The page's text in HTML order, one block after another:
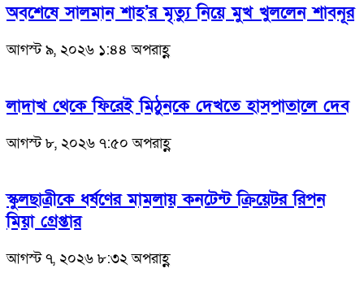
অবশেষে সালমান শাহ’র মৃত্যু নিয়ে মুখ খুললেন শাবনূর
আগস্ট ৯, ২০২৬ ১:৪৪ অপরাহ্ণ
লাদাখ থেকে ফিরেই মিঠুনকে দেখতে হাসপাতালে দেব
আগস্ট ৮, ২০২৬ ৭:৫০ অপরাহ্ণ
স্কুলছাত্রীকে ধর্ষণের মামলায় কনটেন্ট ক্রিয়েটর রিপন
মিয়া গ্রেপ্তার
আগস্ট ৭, ২০২৬ ৮:৩২ অপরাহ্ণ